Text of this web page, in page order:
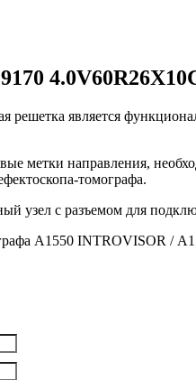
решетка является
метки направления,
томографа.
узел с разъемом для
А1550 INTROVISOR /